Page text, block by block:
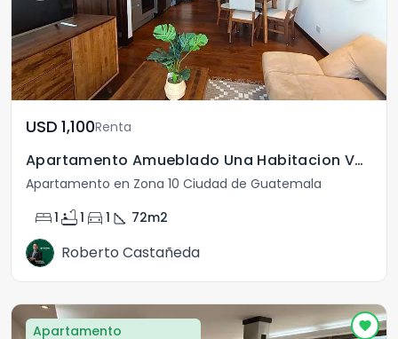
USD	1,100Renta
Apartamento Amueblado Una Habitacion Vasanta Zona 10
Apartamento en Zona 10 Ciudad de Guatemala
bed1 bathtub1 directions_car 1 square_foot 72m2
Roberto Castañeda
Apartamento